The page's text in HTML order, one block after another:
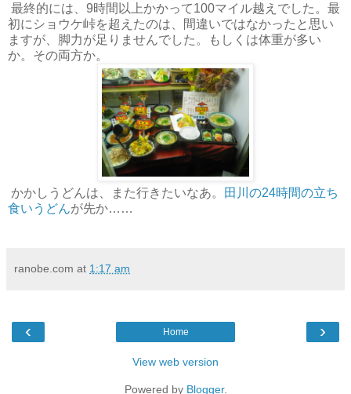
最終的には、9時間以上かかって100マイル越えでした。最
初にショウケ峠を超えたのは、間違いではなかったと思い
ますが、脚力が足りませんでした。もしくは体重が多い
か。その両方か。
かかしうどんは、また行きたいなあ。
田川の24時間の立ち
食いうどんが先か……
ranobe.com at 1:17 am
‹ ›
Home
View web version
Powered by Blogger.